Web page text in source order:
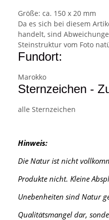
Größe: ca. 150 x 20 mm
Da es sich bei diesem
handelt, sind
Steinstruktur vom Foto
Fundort:
Marokko
Sternzeichen -
alle Sternzeichen
Hinweis:
Die Natur ist nicht
Produkte nicht. Kleine
Unebenheiten sind Natur
Qualitätsmangel dar,